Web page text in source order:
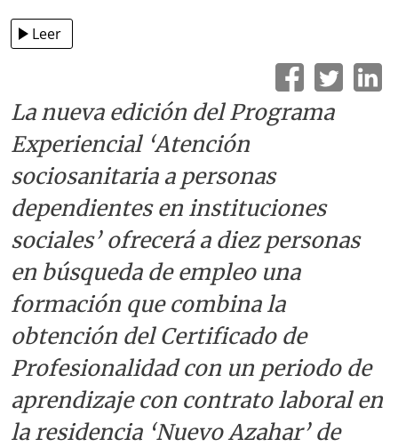
Leer
La nueva edición del Programa
Experiencial ‘Atención
sociosanitaria a personas
dependientes en instituciones
sociales’ ofrecerá a diez personas
en búsqueda de empleo una
formación que combina la
obtención del Certificado de
Profesionalidad con un periodo de
aprendizaje con contrato laboral en
la residencia ‘Nuevo Azahar’ de